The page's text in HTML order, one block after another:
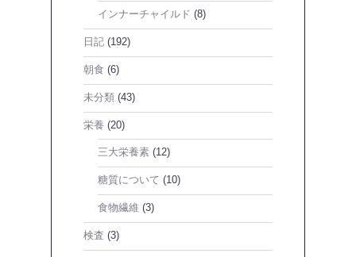
インナーチャイルド (8)
日記 (192)
朝食 (6)
未分類 (43)
栄養 (20)
三大栄養素 (12)
糖質について (10)
食物繊維 (3)
検査 (3)